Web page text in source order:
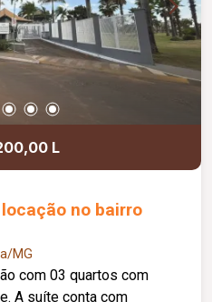
L
no bairro
MG
com 03 quartos com
A suíte conta com